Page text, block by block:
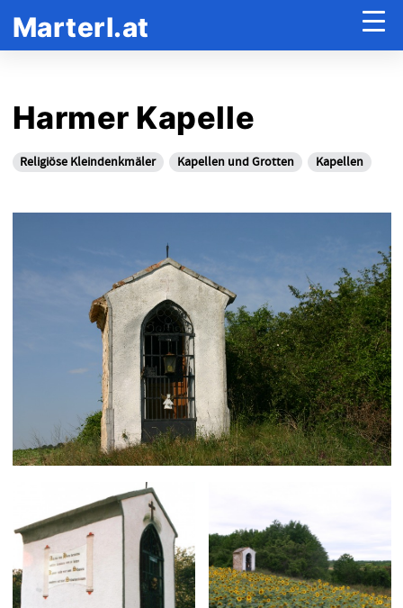
Marterl.at
Harmer Kapelle
Religiöse Kleindenkmäler Kapellen und Grotten Kapellen